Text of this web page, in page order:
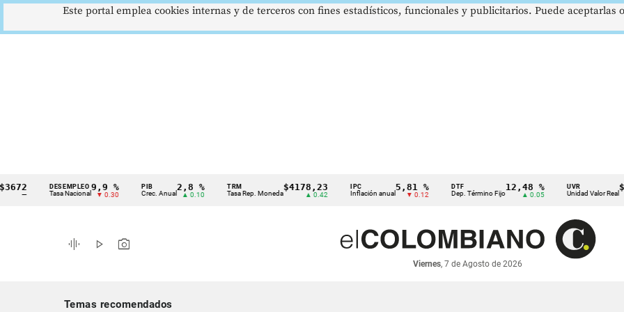
Cintillo
indicadores
económicos
DESEMPLEO
Tasa Nacional
9,9 %
▼ 0.30
PIB
Crec. Anual
2,8 %
▲ 0.10
TRM
Tasa Rep. Moneda
$4178,23
▲ 0.42
IPC
Inflación anual
5,81 %
▼ 0.12
DTF
Dep. Término Fijo
12,48 %
▲ 0.05
UVR
Unidad Valor Real ▲
graphic_eq play_arrow photo_camera
Viernes, 7 de Agosto de 2026
Temas recomendados
Este portal emplea cookies internas y de terceros con fines estadísticos, funcionales y publicitarios. Puede aceptarlas